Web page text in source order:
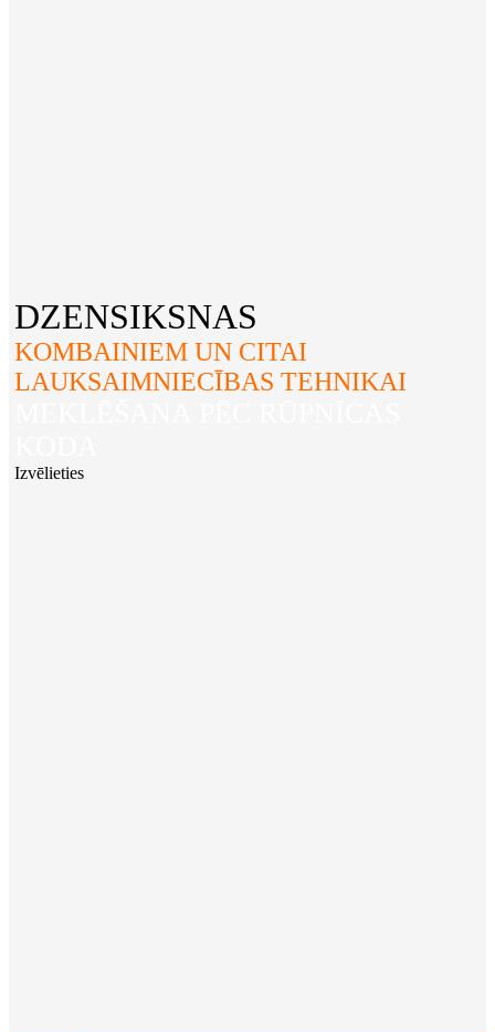
DZENSIKSNAS
KOMBAINIEM UN CITAI
LAUKSAIMNIECĪBAS TEHNIKAI
Izvēlieties